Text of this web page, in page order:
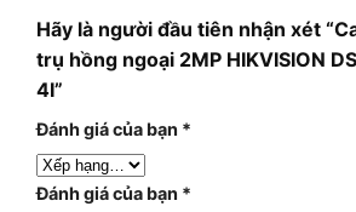
Hãy là người đầu tiên nhận xét
trụ hồng ngoại 2MP HIKVISION
4I”
Đánh giá của bạn *
Đánh giá của bạn *